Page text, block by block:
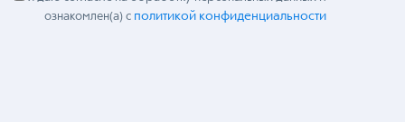
ознакомлен(а) с политикой конфиденциальности